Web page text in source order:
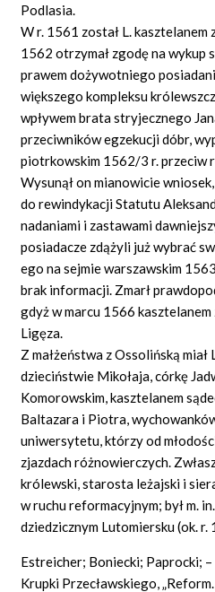
Podlasia.
W r. 1561 został L.
1562 otrzymał zgodę na wykup
prawem dożywotniego
większego kompleksu
wpływem brata stryjecznego
przeciwników egzekucji dóbr,
piotrkowskim 1562/3 r. przeciw
Wysunął on mianowicie
do rewindykacji Statutu
nadaniami i zastawami
posiadacze zdążyli już wybrać
ego na sejmie warszawskim
brak informacji. Zmarł
gdyż w marcu 1566
Ligęza.
Z małżeństwa z Ossolińską miał
dzieciństwie Mikołaja, córkę
Komorowskim, kasztelanem
Baltazara i Piotra,
uniwersytetu, którzy od
zjazdach różnowierczych.
królewski, starosta leżajski i
w ruchu reformacyjnym; był m.
dziedzicznym Lutomiersku (ok. r.
Estreicher; Boniecki; Paprocki;
Krupki Przecławskiego,